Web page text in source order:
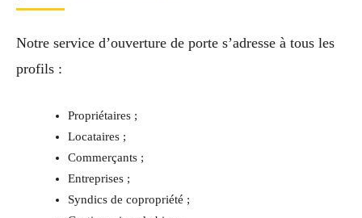
Notre service d’ouverture de porte s’adresse à tous les
profils :
Propriétaires ;
Locataires ;
Commerçants ;
Entreprises ;
Syndics de copropriété ;